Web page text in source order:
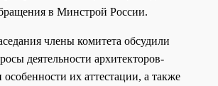
в Минстрой России.
члены комитета обсудили
деятельности архитекторов-
особенности их аттестации, а также